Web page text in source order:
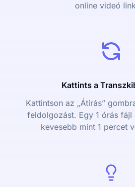
online videó
Kattints a
Kattintson az „Átírás”
feldolgozást. Egy 1 órás fájl
kevesebb mint 1 percet